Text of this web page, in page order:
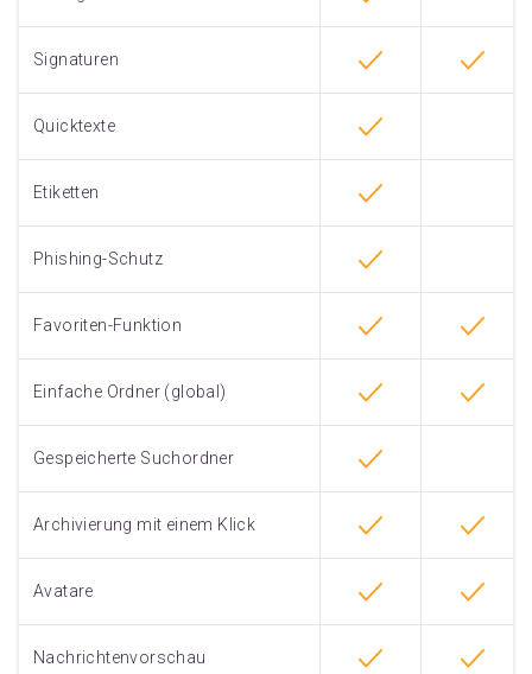
Signaturen
Quicktexte
Etiketten
Phishing-Schutz
Favoriten-Funktion
Einfache Ordner (global)
Gespeicherte Suchordner
Archivierung mit einem Klick
Avatare
Nachrichtenvorschau